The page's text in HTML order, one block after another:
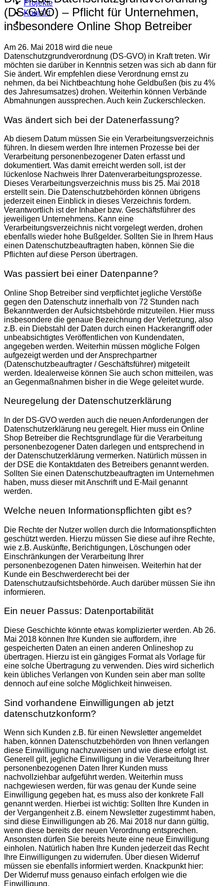
Projekte
Kontakt
(DS-GVO) – Pflicht für Unternehmen,
insbesondere Online Shop Betreiber
Am 26. Mai 2018 wird die neue
Datenschutzgrundverordnung (DS-GVO) in Kraft treten. Wir
möchten sie darüber in Kenntnis setzen was sich ab dann für
Sie ändert. Wir empfehlen diese Verordnung ernst zu
nehmen, da bei Nichtbeachtung hohe Geldbußen (bis zu 4%
des Jahresumsatzes) drohen. Weiterhin können Verbände
Abmahnungen aussprechen. Auch kein Zuckerschlecken.
Was ändert sich bei der Datenerfassung?
Ab diesem Datum müssen Sie ein Verarbeitungsverzeichnis
führen. In diesem werden Ihre internen Prozesse bei der
Verarbeitung personenbezogener Daten erfasst und
dokumentiert. Was damit erreicht werden soll, ist der
lückenlose Nachweis Ihrer Datenverarbeitungsprozesse.
Dieses Verarbeitungsverzeichnis muss bis 25. Mai 2018
erstellt sein. Die Datenschutzbehörden können übrigens
jederzeit einen Einblick in dieses Verzeichnis fordern.
Verantwortlich ist der Inhaber bzw. Geschäftsführer des
jeweiligen Unternehmens. Kann eine
Verarbeitungsverzeichnis nicht vorgelegt werden, drohen
ebenfalls wieder hohe Bußgelder. Sollten Sie in Ihrem Haus
einen Datenschutzbeauftragten haben, können Sie die
Pflichten auf diese Person übertragen.
Was passiert bei einer Datenpanne?
Online Shop Betreiber sind verpflichtet jegliche Verstöße
gegen den Datenschutz innerhalb von 72 Stunden nach
Bekanntwerden der Aufsichtsbehörde mitzuteilen. Hier muss
insbesondere die genaue Bezeichnung der Verletzung, also
z.B. ein Diebstahl der Daten durch einen Hackerangriff oder
unbeabsichtigtes Veröffentlichen von Kundendaten,
angegeben werden. Weiterhin müssen mögliche Folgen
aufgezeigt werden und der Ansprechpartner
(Datenschutzbeauftragter / Geschäftsführer) mitgeteilt
werden. Idealerweise können Sie auch schon mitteilen, was
an Gegenmaßnahmen bisher in die Wege geleitet wurde.
Neuregelung der Datenschutzerklärung
In der DS-GVO werden auch die neuen Anforderungen der
Datenschutzerklärung neu geregelt. Hier muss ein Online
Shop Betreiber die Rechtsgrundlage für die Verarbeitung
personenbezogener Daten darlegen und entsprechend in
der Datenschutzerklärung vermerken. Natürlich müssen in
der DSE die Kontaktdaten des Betreibers genannt werden.
Sollten Sie einen Datenschutzbeauftragten im Unternehmen
haben, muss dieser mit Anschrift und E-Mail genannt
werden.
Welche neuen Informationspflichten gibt es?
Die Rechte der Nutzer wollen durch die Informationspflichten
geschützt werden. Hierzu müssen Sie diese auf ihre Rechte,
wie z.B. Auskünfte, Berichtigungen, Löschungen oder
Einschränkungen der Verarbeitung Ihrer
personenbezogenen Daten hinweisen. Weiterhin hat der
Kunde ein Beschwerderecht bei der
Datenschutzaufsichtsbehörde. Auch darüber müssen Sie ihn
informieren.
Ein neuer Passus: Datenportabilität
Diese Geschichte könnte etwas komplizierter werden. Ab 26.
Mai 2018 können Ihre Kunden sie auffordern, ihre
gespeicherten Daten an einen anderen Onlineshop zu
übertragen. Hierzu ist ein gängiges Format als Vorlage für
eine solche Übertragung zu verwenden. Dies wird sicherlich
kein übliches Verlangen von Kunden sein aber man sollte
dennoch auf eine solche Möglichkeit hinweisen.
Sind vorhandene Einwilligungen ab jetzt
datenschutzkonform?
Wenn sich Kunden z.B. für einen Newsletter angemeldet
haben, können Datenschutzbehörden von Ihnen verlangen
diese Einwilligung nachzuweisen und wie diese erfolgt ist.
Generell gilt, jegliche Einwilligung in die Verarbeitung Ihrer
personenbezogenen Daten Ihrer Kunden muss
nachvollziehbar aufgeführt werden. Weiterhin muss
nachgewiesen werden, für was genau der Kunde seine
Einwilligung gegeben hat, es muss also der konkrete Fall
genannt werden. Hierbei ist wichtig: Sollten Ihre Kunden in
der Vergangenheit z.B. einem Newsletter zugestimmt haben,
sind diese Einwilligungen ab 26. Mai 2018 nur dann gültig,
wenn diese bereits der neuen Verordnung entsprechen.
Ansonsten dürfen Sie bereits heute eine neue Einwilligung
einholen. Natürlich haben Ihre Kunden jederzeit das Recht
Ihre Einwilligungen zu widerrufen. Über diesen Widerruf
müssen sie ebenfalls informiert werden. Knackpunkt hier:
Der Widerruf muss genauso einfach erfolgen wie die
Einwilligung.